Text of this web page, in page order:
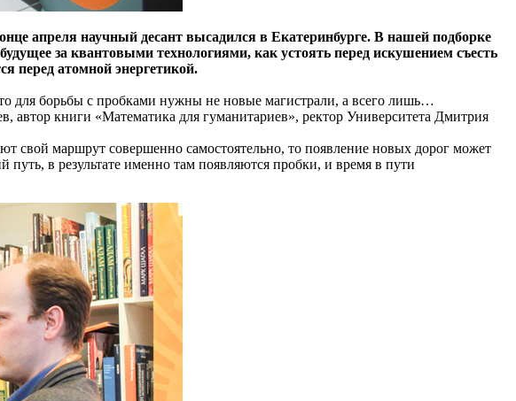
апреля научный десант высадился в Екатеринбурге. В нашей подборке
за квантовыми технологиями, как устоять перед искушением съесть
перед атомной энергетикой.
для борьбы с пробками нужны не новые магистрали, а всего лишь…
автор книги «Математика для гуманитариев», ректор Университета Дмитрия
свой маршрут совершенно самостоятельно, то появление новых дорог может
в результате именно там появляются пробки, и время в пути